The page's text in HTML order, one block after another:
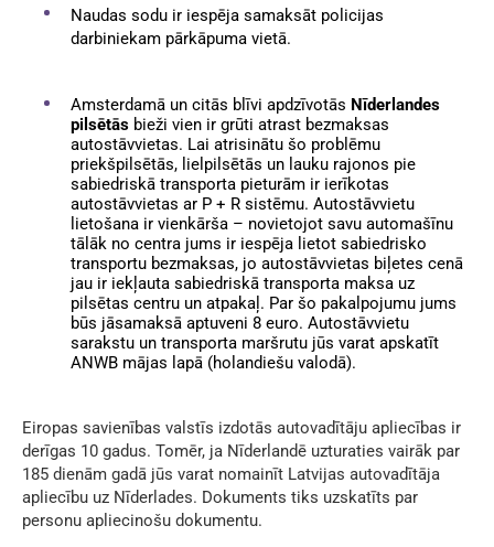
Naudas sodu ir iespēja samaksāt policijas
darbiniekam pārkāpuma vietā.
Amsterdamā un citās blīvi apdzīvotās Nīderlandes
pilsētās bieži vien ir grūti atrast bezmaksas
autostāvvietas. Lai atrisinātu šo problēmu
priekšpilsētās, lielpilsētās un lauku rajonos pie
sabiedriskā transporta pieturām ir ierīkotas
autostāvvietas ar P + R sistēmu. Autostāvvietu
lietošana ir vienkārša – novietojot savu automašīnu
tālāk no centra jums ir iespēja lietot sabiedrisko
transportu bezmaksas, jo autostāvvietas biļetes cenā
jau ir iekļauta sabiedriskā transporta maksa uz
pilsētas centru un atpakaļ. Par šo pakalpojumu jums
būs jāsamaksā aptuveni 8 euro. Autostāvvietu
sarakstu un transporta maršrutu jūs varat apskatīt
ANWB mājas lapā (holandiešu valodā).
Eiropas savienības valstīs izdotās autovadītāju apliecības ir
derīgas 10 gadus. Tomēr, ja Nīderlandē uzturaties vairāk par
185 dienām gadā jūs varat nomainīt Latvijas autovadītāja
apliecību uz Nīderlades. Dokuments tiks uzskatīts par
personu apliecinošu dokumentu.